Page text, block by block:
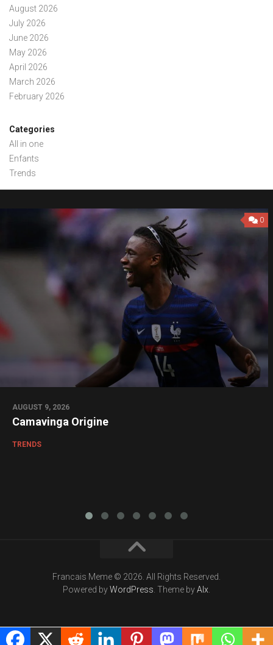
August 2026
July 2026
June 2026
May 2026
April 2026
March 2026
February 2026
Categories
All in one
Enfants
Trends
0
AUGUST 9, 2026
Camavinga Origine
TRENDS
Francais Meme © 2026. All Rights Reserved.
Powered byWordPress . Theme byAlx